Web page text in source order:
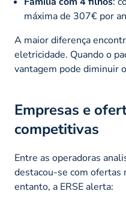
máxima de 307€ por
A maior diferença
eletricidade. Quando o
vantagem pode diminuir
Empresas e
competitivas
Entre as operadoras
destacou-se com ofertas
entanto, a ERSE alerta: